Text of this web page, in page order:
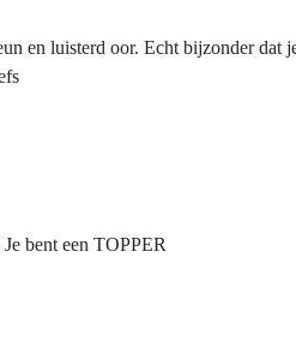
en luisterd oor. Echt bijzonder
bent een TOPPER